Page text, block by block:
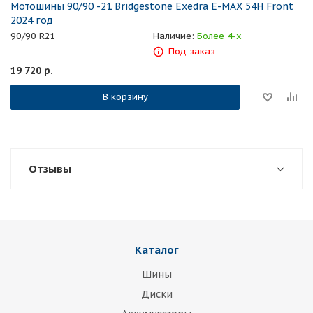
Мотошины 90/90 -21 Bridgestone Exedra E-MAX 54H Front
2024 год
90/90 R21 Наличие: Более 4-х
Под заказ
19 720 р.
В корзину
Отзывы
Каталог
Шины
Диски